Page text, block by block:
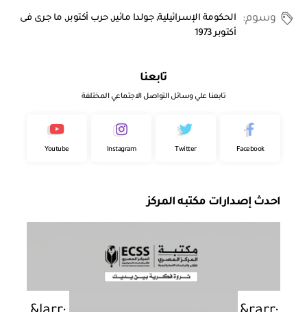
وسوم: الحكومة الإسرائيلية,جولدا مائير,حرب أكتوبر,ما جرى فى
أكتوبر 1973
تابعنا
تابعنا علي وسائل التواصل الاجتماعي المختلفة
Facebook
Twitter
Instagram
Youtube
احدث إصدارات مكتبه المركز